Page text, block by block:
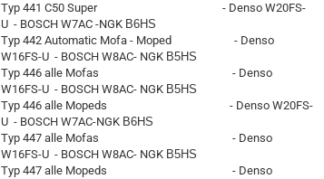
Typ 441 C50 Super - Denso W20FS-
U - BOSCH W7AC -NGK B6HS
Typ 442 Automatic Mofa - Moped - Denso
W16FS-U - BOSCH W8AC- NGK B5HS
Typ 446 alle Mofas - Denso
W16FS-U - BOSCH W8AC- NGK B5HS
Typ 446 alle Mopeds - Denso W20FS-
U - BOSCH W7AC-NGK B6HS
Typ 447 alle Mofas - Denso
W16FS-U - BOSCH W8AC- NGK B5HS
Typ 447 alle Mopeds - Denso